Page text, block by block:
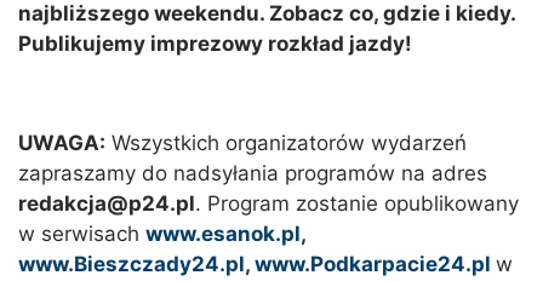
najbliższego weekendu. Zobacz co, gdzie i kiedy.
Publikujemy imprezowy rozkład jazdy!
UWAGA: Wszystkich organizatorów wydarzeń
zapraszamy do nadsyłania programów na adres
redakcja@p24.pl. Program zostanie opublikowany
w serwisach www.esanok.pl,
www.Bieszczady24.pl, www.Podkarpacie24.pl w